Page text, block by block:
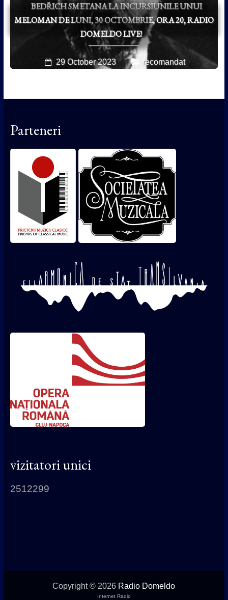
BEDŘICH SMETANA LA INCURSIUNILE UNUI
MELOMAN DE LUNI, 30 OCTOMBRIE, ORA 20, RADIO
DOMELDO LIVE!
29 October 2023 recomandat
Parteneri
vizitatori unici
2512299
Copyright © 2026 Radio Domeldo
Internet Radio